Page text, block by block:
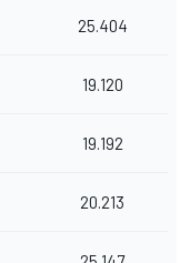
25.404
19.120
19.192
20.213